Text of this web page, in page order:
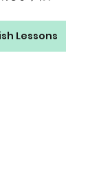
Lessons